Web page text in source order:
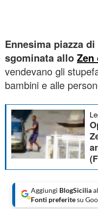
Ennesima piazza
sgominata allo Zen
vendevano gli
bambini e alle
Aggiungi BlogSicilia
Fonti preferitesu